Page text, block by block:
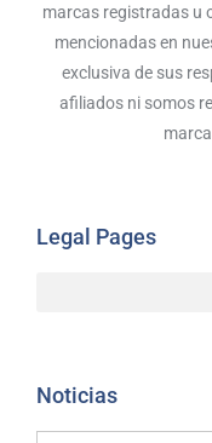
marcas registradas u
mencionadas en
exclusiva de sus
afiliados ni somos
Legal Pages
Noticias